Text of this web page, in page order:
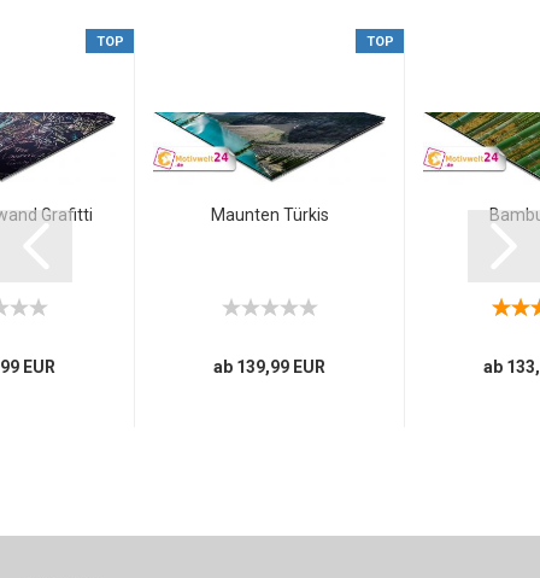
TOP
Grafitti
EUR
TOP
Maunten Türkis
ab 139,99 EUR ab